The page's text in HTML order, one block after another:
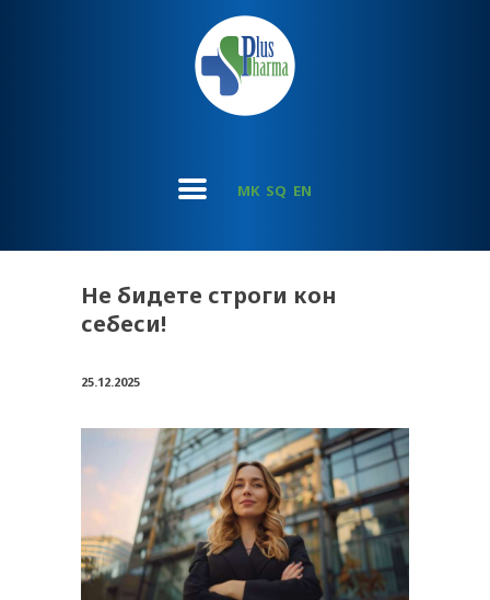
MK SQ EN
Не бидете строги кон
себеси!
25.12.2025